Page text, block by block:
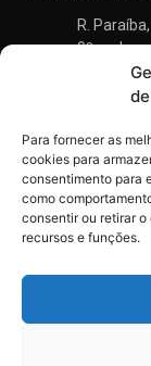
Para fornecer as
cookies para
consentimento para
como
consentir ou retirar
recursos e funções.
R.
9º andar
Savassi,
MG -